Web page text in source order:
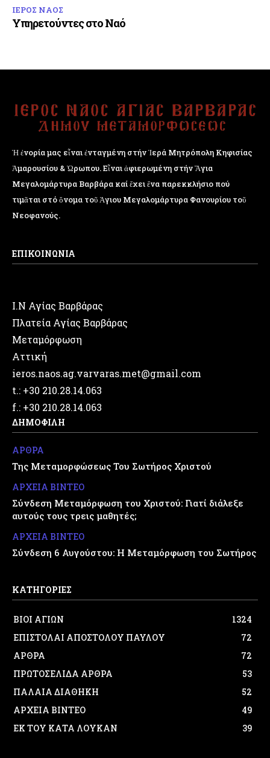
ΙΕΡΟΣ ΝΑΟΣ
Υπηρετούντες στο Ναό
Ἡ ἐνορία μας εἶναι ἐνταγμένη στήν Ἱερά Μητρόπολη Κηφισίας
Ἁμαρουσίου & Ὠρωπου. Εἶναι ἀφιερωμένη στήν Ἅγια
Μεγαλομάρτυρα Βαρβάρα καί ἔχει ἕνα παρεκκλήσιο πού
τιμᾶται στό ὄνομα τοῦ Ἁγιου Μεγαλομάρτυρα Φανουρίου τοῦ
Νεοφανούς.
ΕΠΙΚΟΙΝΩΝΙΑ
Ι.Ν Αγίας Βαρβάρας
Πλατεία Αγίας Βαρβάρας
Μεταμόρφωση
Αττική
ieros.naos.ag.varvaras.met@gmail.com
t.: +30 210.28.14.063
f.: +30 210.28.14.063
ΔΗΜΟΦΙΛΗ
ΑΡΘΡΑ
Της Μεταμορφώσεως Του Σωτήρος Χριστού
ΑΡΧΕΙΑ ΒΙΝΤΕΟ
Σύνδεση Μεταμόρφωση του Χριστού: Γιατί διάλεξε
αυτούς τους τρεις μαθητές;
ΑΡΧΕΙΑ ΒΙΝΤΕΟ
Σύνδεση 6 Αυγούστου: Η Μεταμόρφωση του Σωτήρος
ΚΑΤΗΓΟΡΙΕΣ
ΒΙΟΙ ΑΓΙΩΝ
1324
ΕΠΙΣΤΟΛΑΙ ΑΠΟΣΤΟΛΟΥ ΠΑΥΛΟΥ
72
ΑΡΘΡΑ
72
ΠΡΩΤΟΣΕΛΙΔΑ ΑΡΘΡΑ
53
ΠΑΛΑΙΑ ΔΙΑΘΗΚΗ
52
ΑΡΧΕΙΑ ΒΙΝΤΕΟ
49
ΕΚ ΤΟΥ ΚΑΤΑ ΛΟΥΚΑΝ
39